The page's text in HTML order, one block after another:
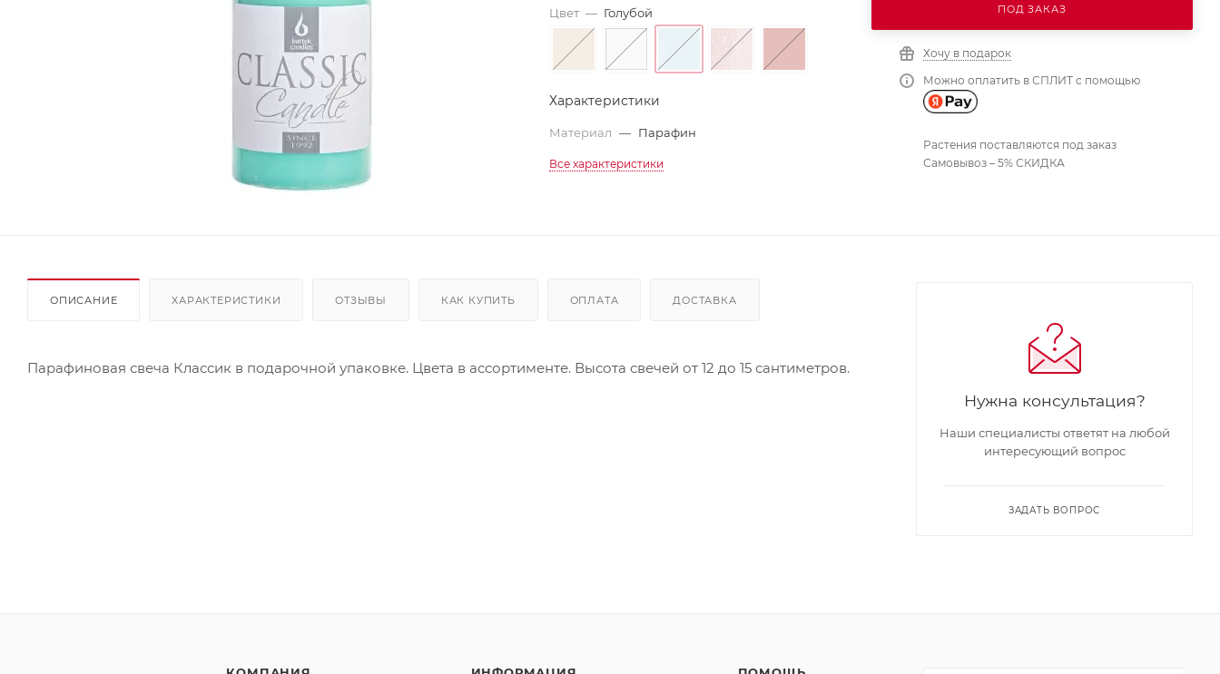
Цвет — Голубой
Характеристики
Материал — Парафин
Все характеристики
ПОД ЗАКАЗ
Хочу в подарок
Можно оплатить в СПЛИТ с помощью
Растения поставляются под заказ
Самовывоз – 5% СКИДКА
ОПИСАНИЕ ХАРАКТЕРИСТИКИ ОТЗЫВЫ КАК КУПИТЬ ОПЛАТА ДОСТАВКА
Парафиновая свеча Классик в подарочной упаковке. Цвета в ассортименте. Высота свечей от 12 до 15 сантиметров.
Нужна консультация?
Наши специалисты ответят на любой
интересующий вопрос
ЗАДАТЬ ВОПРОС